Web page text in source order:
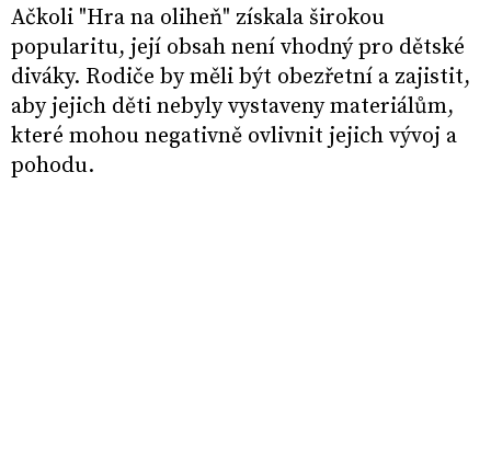
Ačkoli "Hra na oliheň" získala širokou
popularitu, její obsah není vhodný pro dětské
diváky. Rodiče by měli být obezřetní a zajistit,
aby jejich děti nebyly vystaveny materiálům,
které mohou negativně ovlivnit jejich vývoj a
pohodu.